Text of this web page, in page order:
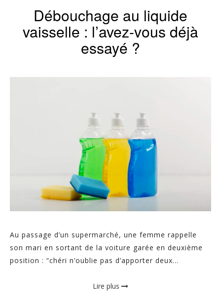
Débouchage au liquide
vaisselle : l’avez-vous déjà
essayé ?
Au passage d’un supermarché, une femme rappelle
son mari en sortant de la voiture garée en deuxième
position : “chéri n’oublie pas d’apporter deux...
Lire plus